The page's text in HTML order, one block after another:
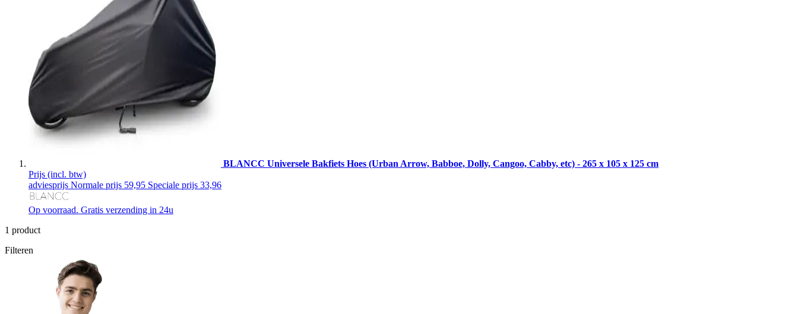
BLANCC Universele Bakfiets Hoes (Urban Arrow, Babboe, Dolly, Cangoo, Cabby, etc) - 265 x 105 x 125 cm
Prijs (incl. btw)
adviesprijs Normale prijs 59,95 Speciale prijs 33,96
Op voorraad. Gratis verzending in 24u
1 product
Filteren